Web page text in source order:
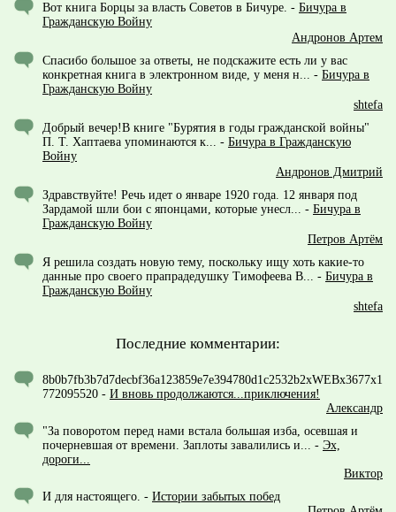
Вот книга Борцы за власть Советов в Бичуре. - Бичура в
Гражданскую Войну
Андронов Артем
Спасибо большое за ответы, не подскажите есть ли у вас
конкретная книга в электронном виде, у меня н... - Бичура в
Гражданскую Войну
shtefa
Добрый вечер!В книге "Бурятия в годы гражданской войны"
П. Т. Хаптаева упоминаются к... - Бичура в Гражданскую
Войну
Андронов Дмитрий
Здравствуйте! Речь идет о январе 1920 года. 12 января под
Зардамой шли бои с японцами, которые унесл... - Бичура в
Гражданскую Войну
Петров Артём
Я решила создать новую тему, поскольку ищу хоть какие-то
данные про своего прапрадедушку Тимофеева В... - Бичура в
Гражданскую Войну
shtefa
Последние комментарии:
8b0b7fb3b7d7decbf36a123859e7e394780d1c2532b2xWEBx3677x1
772095520 - И вновь продолжаются...приключения!
Александр
"За поворотом перед нами встала большая изба, осевшая и
почерневшая от времени. Заплоты завалились и... - Эх,
дороги...
Виктор
И для настоящего. - Истории забытых побед